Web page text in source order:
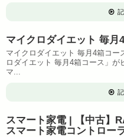
マイクロダイエット 毎月
マイクロダイエット 毎月4箱コー
ロダイエット 毎月4箱コース」
マ...
スマート家電 | 【中古】
スマート家電コントロー